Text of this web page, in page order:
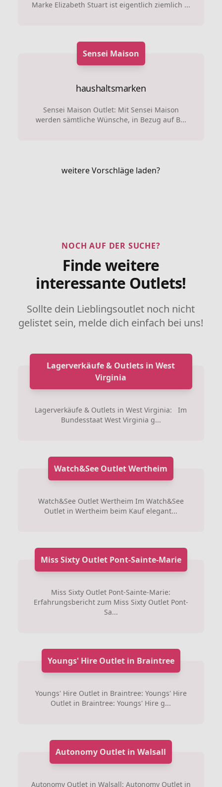
Marke Elizabeth Stuart ist eigentlich ziemlich ...
Sensei Maison
haushaltsmarken
Sensei Maison Outlet: Mit Sensei Maison
werden sämtliche Wünsche, in Bezug auf B...
weitere Vorschläge laden?
NOCH AUF DER SUCHE?
Finde weitere
interessante Outlets!
Sollte dein Lieblingsoutlet noch nicht
gelistet sein, melde dich einfach bei uns!
Lagerverkäufe & Outlets in West
Virginia
Lagerverkäufe & Outlets in West Virginia: Im
Bundesstaat West Virginia g...
Watch&See Outlet Wertheim
Watch&See Outlet Wertheim Im Watch&See
Outlet in Wertheim beim Kauf elegant...
Miss Sixty Outlet Pont-Sainte-Marie
Miss Sixty Outlet Pont-Sainte-Marie:
Erfahrungsbericht zum Miss Sixty Outlet Pont-
Sa...
Youngs' Hire Outlet in Braintree
Youngs' Hire Outlet in Braintree: Youngs' Hire
Outlet in Braintree: Youngs' Hire g...
Autonomy Outlet in Walsall
Autonomy Outlet in Walsall: Autonomy Outlet in